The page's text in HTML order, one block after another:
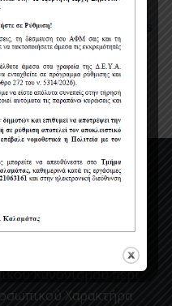
χρήσης cookies
Δεδομένων
κανονισμο της, τις
Κανονισμού περί
Χαρακτήρα